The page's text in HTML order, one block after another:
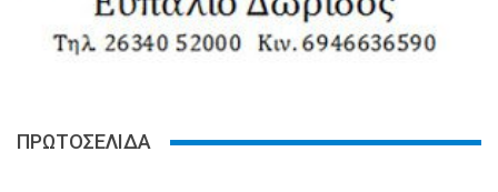
ΠΡΩΤΟΣΕΛΙΔΑ